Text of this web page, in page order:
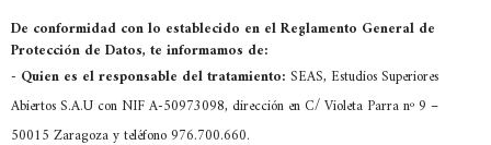
De conformidad con lo establecido en el Reglamento General de
Protección de Datos, te informamos de:
- Quien es el responsable del tratamiento: SEAS, Estudios Superiores
Abiertos S.A.U con NIF A-50973098, dirección en C/ Violeta Parra nº 9 –
50015 Zaragoza y teléfono 976.700.660.